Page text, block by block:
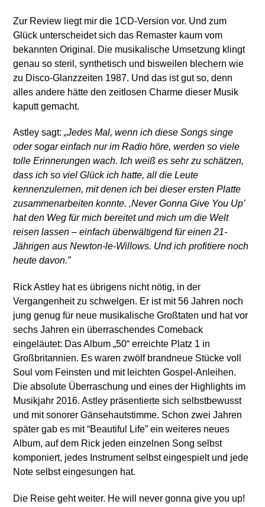
Zur Review liegt mir die 1CD-Version vor. Und zum
Glück unterscheidet sich das Remaster kaum vom
bekannten Original. Die musikalische Umsetzung klingt
genau so steril, synthetisch und bisweilen blechern wie
zu Disco-Glanzzeiten 1987. Und das ist gut so, denn
alles andere hätte den zeitlosen Charme dieser Musik
kaputt gemacht.
Astley sagt: „Jedes Mal, wenn ich diese Songs singe
oder sogar einfach nur im Radio höre, werden so viele
tolle Erinnerungen wach. Ich weiß es sehr zu schätzen,
dass ich so viel Glück ich hatte, all die Leute
kennenzulernen, mit denen ich bei dieser ersten Platte
zusammenarbeiten konnte. ‚Never Gonna Give You Up’
hat den Weg für mich bereitet und mich um die Welt
reisen lassen – einfach überwältigend für einen 21-
Jährigen aus Newton-le-Willows. Und ich profitiere noch
heute davon.”
Rick Astley hat es übrigens nicht nötig, in der
Vergangenheit zu schwelgen. Er ist mit 56 Jahren noch
jung genug für neue musikalische Großtaten und hat vor
sechs Jahren ein überraschendes Comeback
eingeläutet: Das Album „50“ erreichte Platz 1 in
Großbritannien. Es waren zwölf brandneue Stücke voll
Soul vom Feinsten und mit leichten Gospel-Anleihen.
Die absolute Überraschung und eines der Highlights im
Musikjahr 2016. Astley präsentierte sich selbstbewusst
und mit sonorer Gänsehautstimme. Schon zwei Jahren
später gab es mit “Beautiful Life” ein weiteres neues
Album, auf dem Rick jeden einzelnen Song selbst
komponiert, jedes Instrument selbst eingespielt und jede
Note selbst eingesungen hat.
Die Reise geht weiter. He will never gonna give you up!